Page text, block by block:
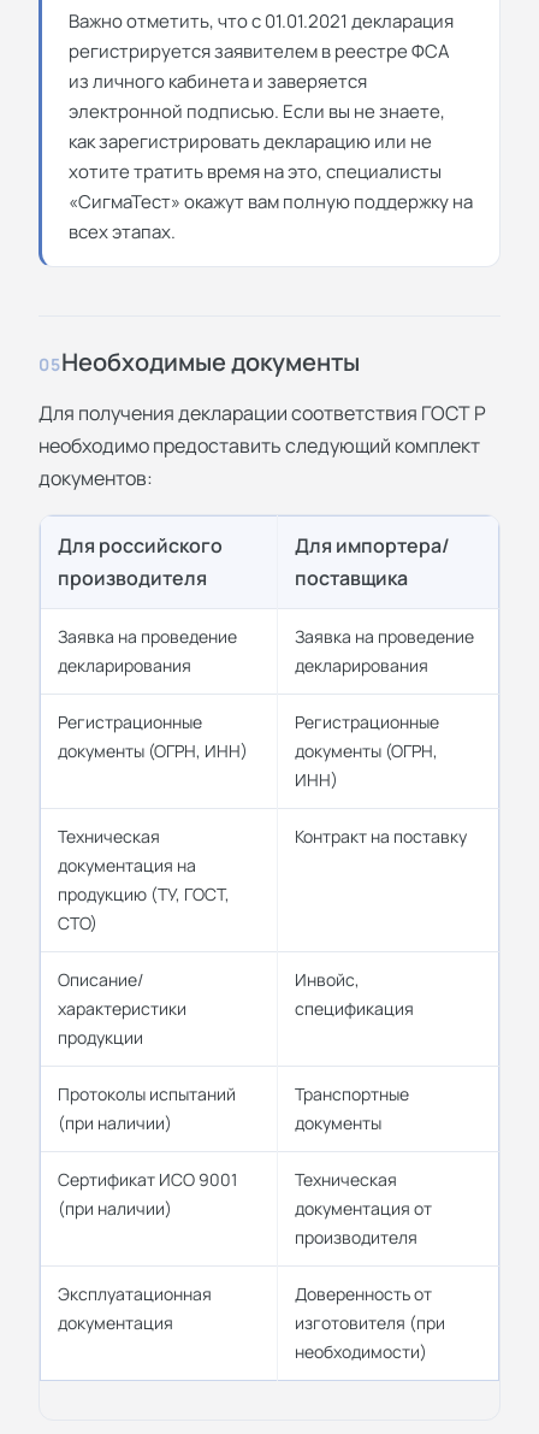
Важно отметить, что с 01.01.2021 декларация
регистрируется заявителем в реестре ФСА
из личного кабинета и заверяется
электронной подписью. Если вы не знаете,
как зарегистрировать декларацию или не
хотите тратить время на это, специалисты
«СигмаТест» окажут вам полную поддержку на
всех этапах.
05Необходимые документы
Для получения декларации соответствия ГОСТ Р
необходимо предоставить следующий комплект
документов:
Для российского
производителя
Для импортера/
поставщика
Заявка на проведение
декларирования
Заявка на проведение
декларирования
Регистрационные
документы (ОГРН, ИНН)
Регистрационные
документы (ОГРН,
ИНН)
Техническая
документация на
продукцию (ТУ, ГОСТ,
СТО)
Контракт на поставку
Описание/
характеристики
продукции
Инвойс,
спецификация
Протоколы испытаний
(при наличии)
Транспортные
документы
Сертификат ИСО 9001
(при наличии)
Техническая
документация от
производителя
Эксплуатационная
документация
Доверенность от
изготовителя (при
необходимости)